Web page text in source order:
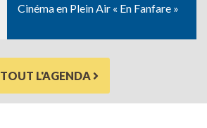
Cinéma en Plein Air « En Fanfare »
TOUT L'AGENDA